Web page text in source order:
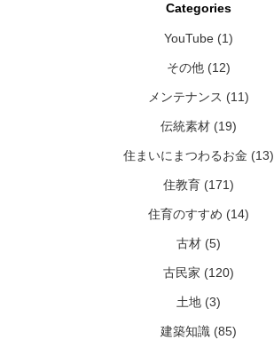
Categories
YouTube (1)
その他 (12)
メンテナンス (11)
伝統素材 (19)
住まいにまつわるお金 (13)
住教育 (171)
住育のすすめ (14)
古材 (5)
古民家 (120)
土地 (3)
建築知識 (85)